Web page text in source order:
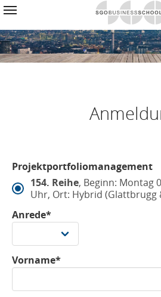
Zum Hauptinhalt springen
Navigationsblock überspringen
Toggle navigation
Projektportfoliomanagement
154. Reihe, Beginn: Montag
Uhr, Ort: Hybrid (Glattbrugg
Anrede*
Vorname*